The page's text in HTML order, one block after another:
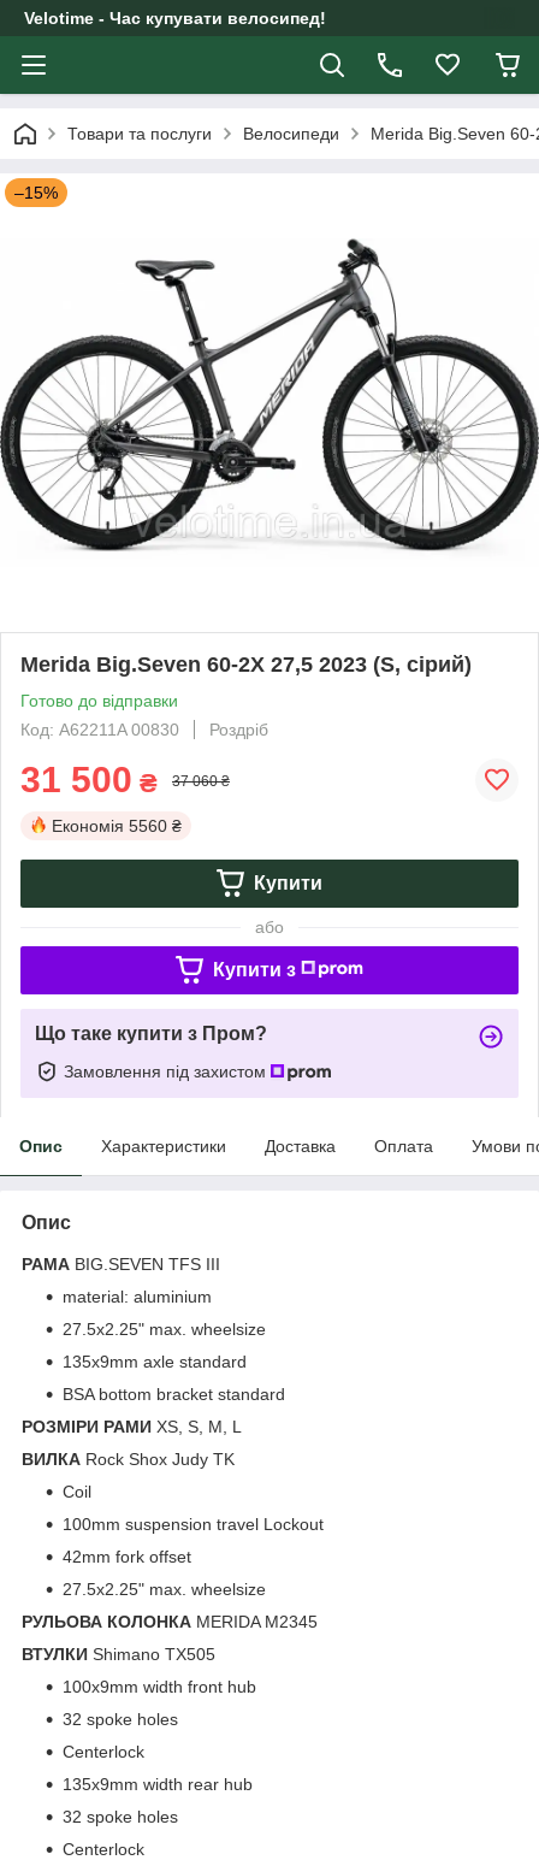
Velotime - Час купувати велосипед!
Товари та послуги Велосипеди Merida Big.Seven
–15%
Merida Big.Seven 60-2X 27,5 2023 (S, сірий)
Готово до відправки
Код: A62211A 00830
Роздріб
31 500 ₴ 37 060 ₴
Економія 5560 ₴
Купити
або
Купити з
Що таке купити з Пром?
Замовлення під захистом
Опис Характеристики Доставка Оплата Умови
Опис
РАМА BIG.SEVEN TFS III
material: aluminium
27.5x2.25" max. wheelsize
135x9mm axle standard
BSA bottom bracket standard
РОЗМIРИ РАМИ XS, S, M, L
ВИЛКА Rock Shox Judy TK
Coil
100mm suspension travel Lockout
42mm fork offset
27.5x2.25" max. wheelsize
РУЛЬОВА КОЛОНКА MERIDA M2345
ВТУЛКИ Shimano TX505
100x9mm width front hub
32 spoke holes
Centerlock
135x9mm width rear hub
32 spoke holes
Centerlock